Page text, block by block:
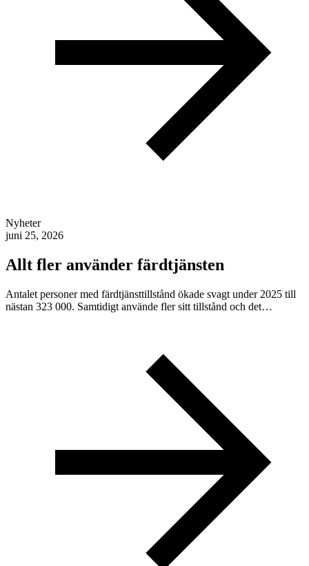
Nyheter
juni 25, 2026
Allt fler använder färdtjänsten
Antalet personer med färdtjänsttillstånd ökade svagt under 2025 till
nästan 323 000. Samtidigt använde fler sitt tillstånd och det…